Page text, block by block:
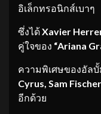
อิเล็กทรอนิกส์เบาๆ
ซึ่งได้Xavier
คู่ใจของ “Ariana
ความพิเศษของอัล
Cyrus, Sam Fischer
อีกด้วย